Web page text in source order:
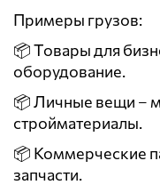
Примеры грузов:
📦 Товары для
оборудование.
📦 Личные вещи –
стройматериалы.
📦 Коммерческие
запчасти.